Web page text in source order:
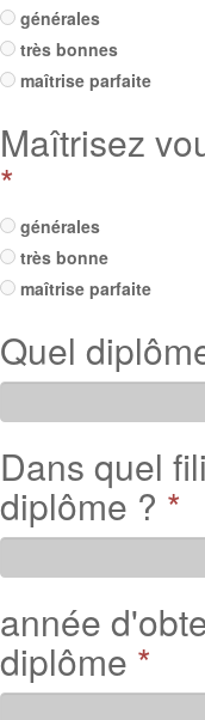
générales
très bonnes
maîtrise parfaite
Maîtrisez
*
générales
très bonne
maîtrise parfaite
Quel
Dans quel
diplôme ? *
année
diplôme *